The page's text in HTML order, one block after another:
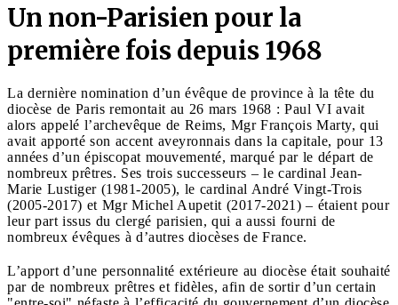
Un non-Parisien pour la
première fois depuis 1968
La dernière nomination d’un évêque de province à la tête du
diocèse de Paris remontait au 26 mars 1968 : Paul VI avait
alors appelé l’archevêque de Reims, Mgr François Marty, qui
avait apporté son accent aveyronnais dans la capitale, pour 13
années d’un épiscopat mouvementé, marqué par le départ de
nombreux prêtres. Ses trois successeurs – le cardinal Jean-
Marie Lustiger (1981-2005), le cardinal André Vingt-Trois
(2005-2017) et Mgr Michel Aupetit (2017-2021) – étaient pour
leur part issus du clergé parisien, qui a aussi fourni de
nombreux évêques à d’autres diocèses de France.
L’apport d’une personnalité extérieure au diocèse était souhaité
par de nombreux prêtres et fidèles, afin de sortir d’un certain